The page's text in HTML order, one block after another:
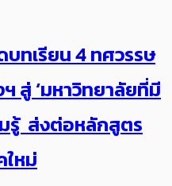
ทเรียน 4 ทศวรรษ
สู่ ‘มหาวิทยาลัยที่มี
รู้ ส่งต่อหลักสูตร
หม่